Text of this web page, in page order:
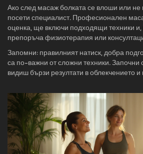
Ако след масаж болката се влоши или
посети специалист. Професионален
оценка, ще включи подходящи техники
препоръча физиотерапия или
Запомни: правилният натиск, добра
са по-важни от сложни техники. Започни
видиш бързи резултати в облекчението